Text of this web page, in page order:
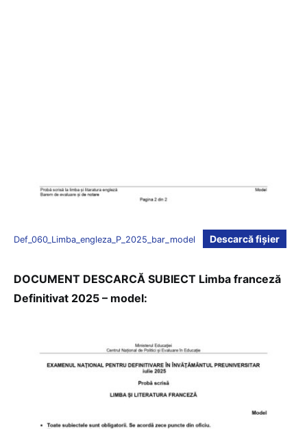
Def_060_Limba_engleza_P_2025_bar_model Descarcă fișier
DOCUMENT DESCARCĂ SUBIECT Limba franceză
Definitivat 2025 – model: